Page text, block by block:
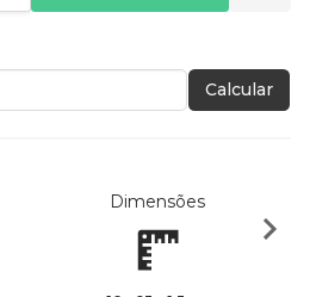
Calcular
Dimensões